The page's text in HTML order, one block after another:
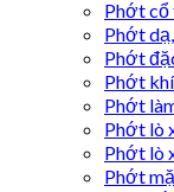
Phớt cổ
Phớt
Phớt
Phớt
Phớt
Phớt lò
Phớt lò
Phớt